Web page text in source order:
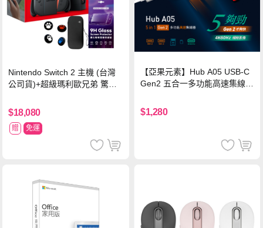
Nintendo Switch 2 主機 (台灣
公司貨)+超級瑪利歐兄弟 驚奇
球 狂熱 中文版
$18,080
贈 免運
【亞果元素】Hub A05 USB-C
Gen2 五合一多功能高速集線
$1,280